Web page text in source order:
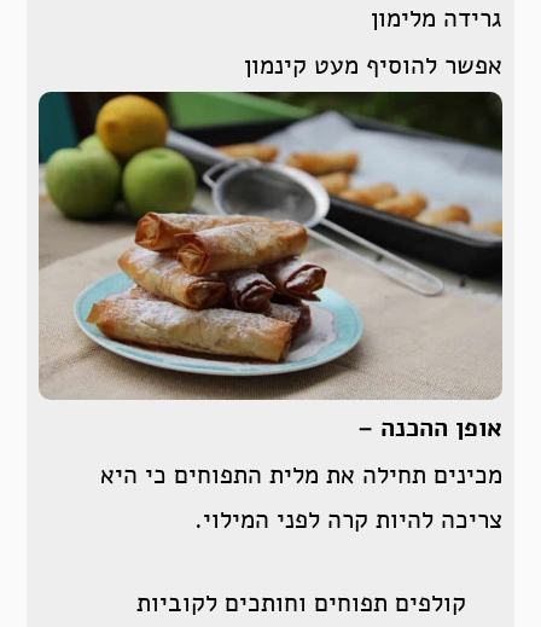
גרידה מלימון
אפשר להוסיף מעט קינמון
אופן ההכנה –
מכינים תחילה את מלית התפוחים כי היא
צריכה להיות קרה לפני המילוי.
קולפים תפוחים וחותכים לקוביות